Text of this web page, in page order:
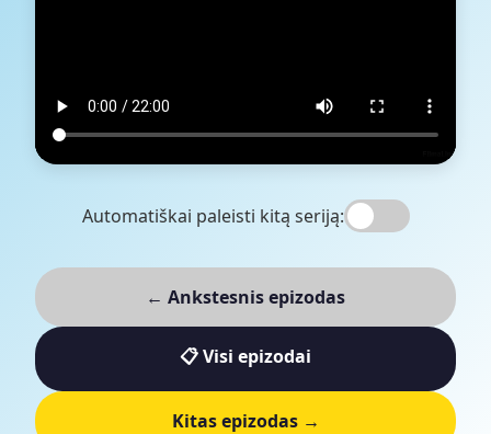
Automatiškai paleisti kitą seriją:
← Ankstesnis epizodas
📋 Visi epizodai
Kitas epizodas →